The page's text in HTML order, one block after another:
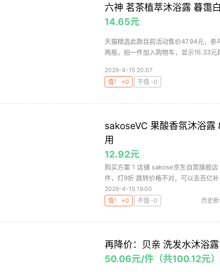
六神 茗茶植萃沐浴露 暮霭
14.65元
天猫精选此款目前活动售价47.94元，
两瓶，拍一件加入购物车，显示16.33元
2026-4-15 20:07
值！ +0
不值 -0
sakoseVC 果酸香氛沐浴
用
12.92元
购买方案 1 店铺 sakose京东自营旗舰
件，打9折 跳转价格不对，可以去百亿
2026-4-15 19:00
值！ +0
不值 -0 历史
再降价：贝亲 洗发水沐浴
50.06元/件（共100.12元